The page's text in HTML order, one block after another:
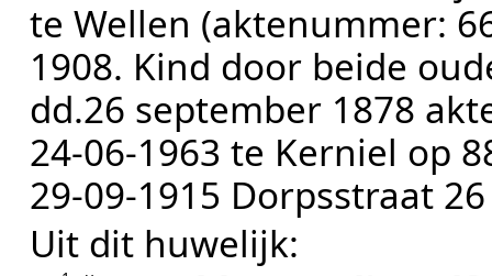
teWellen (aktenummer:
1908. Kind door beide
dd.26 september 1878
24‑06‑1963 te Kerniel op
29‑09‑1915 Dorpsstraat
Uit dit huwelijk: